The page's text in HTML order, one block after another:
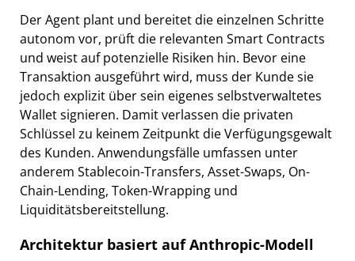
Der Agent plant und bereitet die einzelnen Schritte
autonom vor, prüft die relevanten Smart Contracts
und weist auf potenzielle Risiken hin. Bevor eine
Transaktion ausgeführt wird, muss der Kunde sie
jedoch explizit über sein eigenes selbstverwaltetes
Wallet signieren. Damit verlassen die privaten
Schlüssel zu keinem Zeitpunkt die Verfügungsgewalt
des Kunden. Anwendungsfälle umfassen unter
anderem Stablecoin-Transfers, Asset-Swaps, On-
Chain-Lending, Token-Wrapping und
Liquiditätsbereitstellung.
Architektur basiert auf Anthropic-Modell